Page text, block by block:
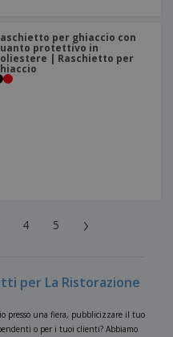
per ghiaccio con
protettivo in
| Raschietto per
4 5 ›
per La Ristorazione
presso una fiera, pubblicizzare il tuo
o per i tuoi clienti? Abbiamo